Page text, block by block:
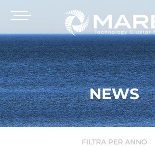
NEWS
FILTRA PER ANNO